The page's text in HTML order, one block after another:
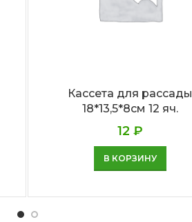
Кассета для рассады
18*13,5*8см 12 яч.
12 ₽
В КОРЗИНУ